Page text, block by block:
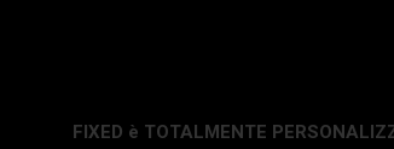
FIXED è TOTALMENTE